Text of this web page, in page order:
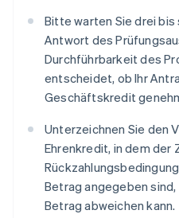
Bitte warten Sie drei
Antwort des
Durchführbarkeit des
entscheidet, ob Ihr
Geschäftskredit
Unterzeichnen Sie den
Ehrenkredit, in dem der
Betrag angegeben
Betrag abweichen kann.